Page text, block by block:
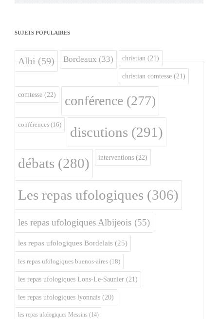
SUJETS POPULAIRES
Albi(59) Bordeaux(33) christian (21)
christian comtesse (21)
comtesse (22) conférence (277)
conférences (16) discutions (291)
débats (280) interventions (22)
Les repas ufologiques (306)
les repas ufologiques Albijeois (55)
les repas ufologiques Bordelais (25)
les repas ufologiques buenos-aires (18)
les repas ufologiques Lons-Le-Saunier (21)
les repas ufologiques lyonnais (20)
les repas ufologiques Messins (14)